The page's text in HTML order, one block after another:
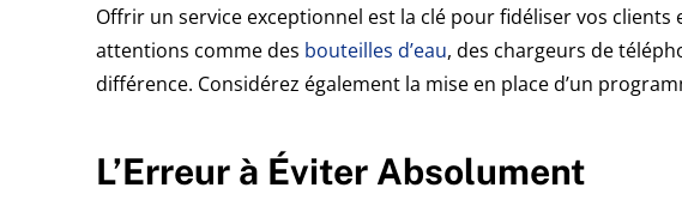
Offrir un service exceptionnel est la clé pour fidéliser vos
attentions comme des bouteilles d’eau, des chargeurs de
différence. Considérez également la mise en place d’un
L’Erreur à Éviter Absolument